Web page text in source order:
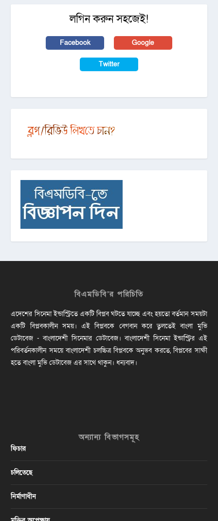
লগিন করুন সহজেই!
Facebook Google
Twitter
বিএমডিবি’র পরিচিতি
এদেশের সিনেমা ইন্ডাস্ট্রিতে একটি বিপ্লব ঘটতে যাচ্ছে এবং হয়তো বর্তমান সময়টা
একটি বিপ্লবকালীন সময়। এই বিপ্লবকে বেগবান করে তুলতেই বাংলা মুভি
ডেটাবেজ - বাংলাদেশী সিনেমার ডেটাবেজ। বাংলাদেশী সিনেমা ইন্ডাস্ট্রির এই
পরিবর্তনকালীন সময়ে বাংলাদেশী চলচ্চিত্র বিপ্লবকে অনুভব করতে, বিপ্লবের সাক্ষী
হতে বাংলা মুভি ডেটাবেজ এর সাথে থাকুন। ধন্যবাদ।
অন্যান্য বিভাগসমূহ
ফিচার
চলিতেছে
নির্মাণাধীন